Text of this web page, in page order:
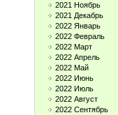
2021 Ноябрь
2021 Декабрь
2022 Январь
2022 Февраль
2022 Март
2022 Апрель
2022 Май
2022 Июнь
2022 Июль
2022 Август
2022 Сентябрь